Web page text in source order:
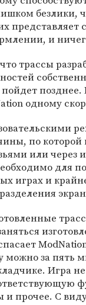
безлики,
представляет
и
трассы
одному
по которой
или через
для
играх и
можно за пять
Игра
прочее. С